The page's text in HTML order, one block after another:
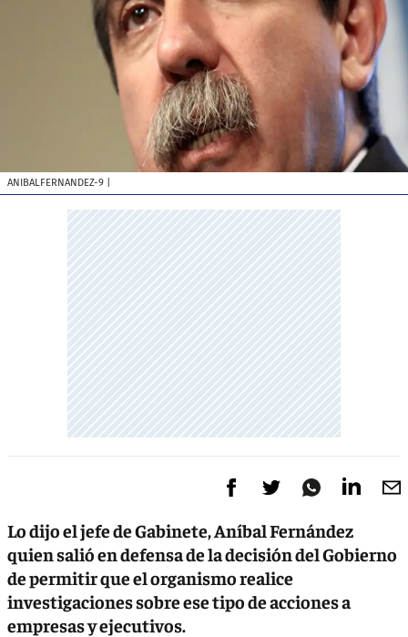
ANIBALFERNANDEZ-9
Lo dijo el jefe de Gabinete, Aníbal Fernández
quien salió en defensa de la decisión del Gobierno
de permitir que el organismo realice
investigaciones sobre ese tipo de acciones a
empresas y ejecutivos.